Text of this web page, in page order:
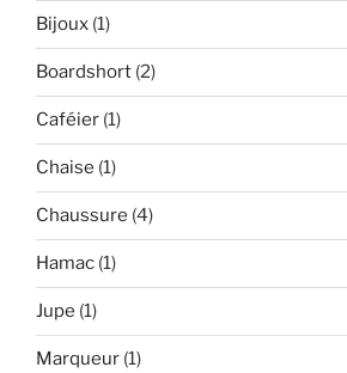
Bijoux (1)
Boardshort (2)
Caféier (1)
Chaise (1)
Chaussure (4)
Hamac (1)
Jupe (1)
Marqueur (1)